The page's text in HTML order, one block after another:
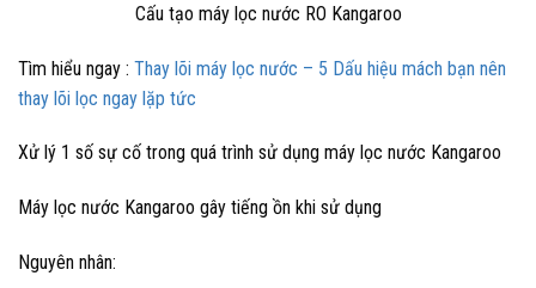
Cấu tạo máy lọc nước RO Kangaroo
Tìm hiểu ngay : Thay lõi máy lọc nước – 5 Dấu hiệu mách bạn nên
thay lõi lọc ngay lặp tức
Xử lý 1 số sự cố trong quá trình sử dụng máy lọc nước Kangaroo
Máy lọc nước Kangaroo gây tiếng ồn khi sử dụng
Nguyên nhân: